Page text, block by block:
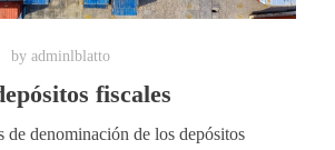
by adminlblatto
fiscales
de denominación de los depósitos